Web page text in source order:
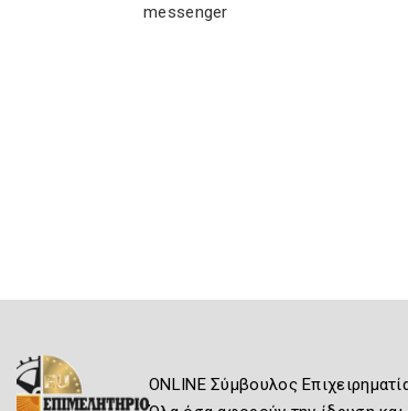
messenger
ONLINE Σύμβουλος